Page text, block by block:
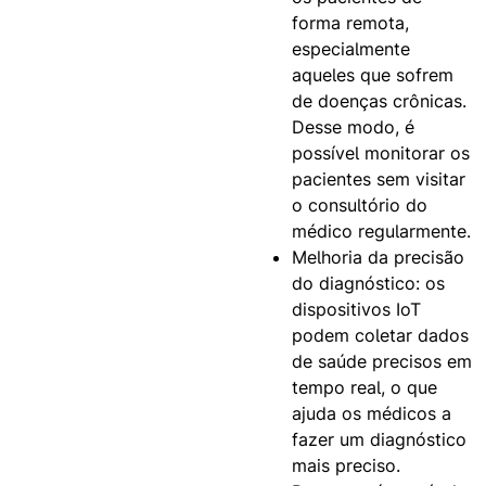
forma remota,
especialmente
aqueles que sofrem
de doenças crônicas.
Desse modo, é
possível monitorar os
pacientes sem visitar
o consultório do
médico regularmente.
Melhoria da precisão
do diagnóstico: os
dispositivos IoT
podem coletar dados
de saúde precisos em
tempo real, o que
ajuda os médicos a
fazer um diagnóstico
mais preciso.